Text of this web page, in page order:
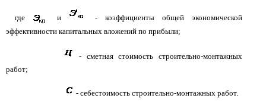
где и
- коэффициенты общей экономической
эффективности капитальных вложений по прибыли;
- сметная стоимость строительно-монтажных
работ;
- себестоимость строительно-монтажных работ.